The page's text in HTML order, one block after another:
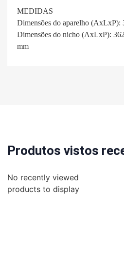
MEDIDAS
Dimensões do aparelho (AxLxP):
Dimensões do nicho (AxLxP):
mm
Produtos vistos
No recently viewed
products to display